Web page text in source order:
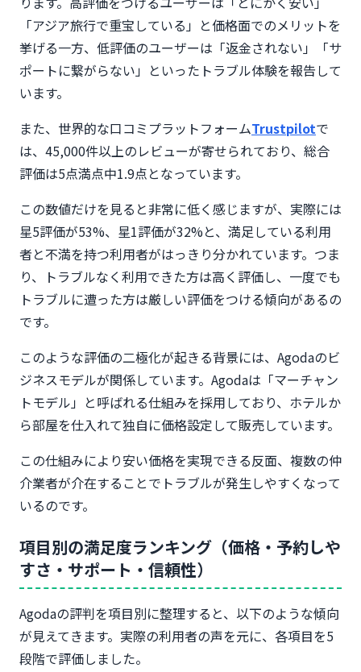
トラブルが少ない国TOP5（日本・韓国・台湾・シ
ンガポール・香港）
トラブル報告が多い国TOP5（インドネシア・イン
ド・フィリピン・ベトナム・タイ地方都市）
約後にやるべきこと
対策①：予約後はホテルに直接確認の連絡を入れる
対策②：口コミスコア8.0以上・レビュー100件以上
対策③：「キャンセル無料」プランを優先して選ぶ
対策④：支払いは「現地払い」または「今すぐ支払
い」を状況に応じて選択する
対策⑤：スクリーンショットで予約内容を保存する
Agodaと他の予約サイト徹底比較｜どんな人にどの
優勢
Expediaとの違い｜航空券+ホテルならExpedia優
楽天トラベル・じゃらんとの違い｜国内旅行なら国
内サイト優勢
【結論】旅行先別おすすめ予約サイト一覧表
Agodaをお得に使う5つの裏技｜最安値で予約する
方法
裏技②：VIP会員になって最大25%割引を受ける
裏技③：フラッシュセール・シークレットセールを
裏技④：Agodaコインを貯めて次回予約に使う
裏技⑤：ポイントサイト経由で二重取りする
よくある質問｜Agodaの評判・口コミに関するQ&A
「アジア旅行で重宝している」と価格面でのメリットを
挙げる一方、低評価のユーザーは「返金されない」「サ
ポートに繋がらない」といったトラブル体験を報告して
います。
また、世界的な口コミプラットフォームTrustpilotで
は、45,000件以上のレビューが寄せられており、総合
評価は5点満点中1.9点となっています。
この数値だけを見ると非常に低く感じますが、実際には
星5評価が53%、星1評価が32%と、満足している利用
者と不満を持つ利用者がはっきり分かれています。つま
り、トラブルなく利用できた方は高く評価し、一度でも
トラブルに遭った方は厳しい評価をつける傾向があるの
です。
このような評価の二極化が起きる背景には、Agodaのビ
ジネスモデルが関係しています。Agodaは「マーチャン
トモデル」と呼ばれる仕組みを採用しており、ホテルか
ら部屋を仕入れて独自に価格設定して販売しています。
この仕組みにより安い価格を実現できる反面、複数の仲
介業者が介在することでトラブルが発生しやすくなって
いるのです。
項目別の満足度ランキング（価格・予約しや
すさ・サポート・信頼性）
Agodaの評判を項目別に整理すると、以下のような傾向
が見えてきます。実際の利用者の声を元に、各項目を5
段階で評価しました。